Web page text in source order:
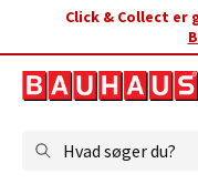
Click & Collect er
Hvad søger du?